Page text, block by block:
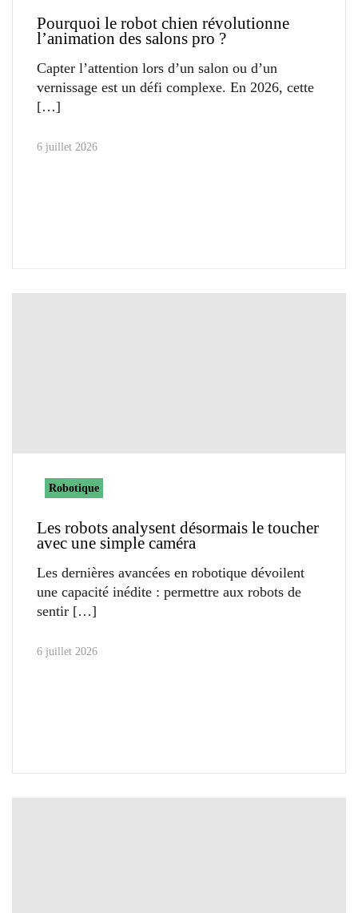
Pourquoi le robot chien révolutionne
l’animation des salons pro ?
Capter l’attention lors d’un salon ou d’un
vernissage est un défi complexe. En 2026, cette
6 juillet 2026
Robotique
Les robots analysent désormais le toucher
avec une simple caméra
Les dernières avancées en robotique dévoilent
une capacité inédite : permettre aux robots de
sentir
6 juillet 2026